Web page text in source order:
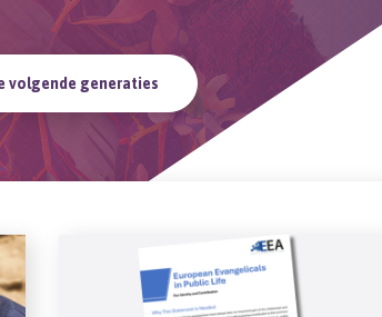
volgende generaties